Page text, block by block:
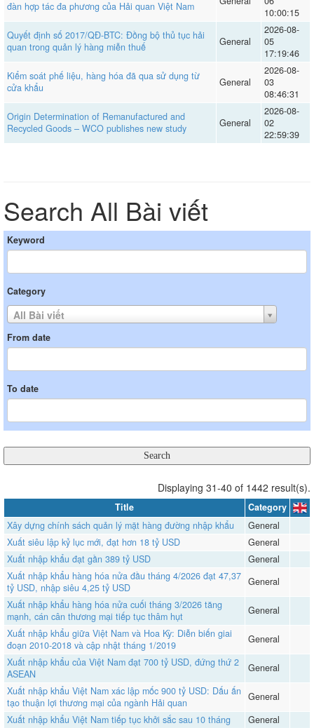
đàn hợp tác đa phương của Hải quan Việt Nam
10:00:15
Quyết định số 2017/QĐ-BTC: Đồng bộ thủ tục hải
quan trong quản lý hàng miễn thuế
General
2026-08-
05
17:19:46
Kiểm soát phế liệu, hàng hóa đã qua sử dụng từ
cửa khẩu
General
2026-08-
03
08:46:31
Origin Determination of Remanufactured and
Recycled Goods – WCO publishes new study
General
2026-08-
02
22:59:39
Search All Bài viết
Keyword
Category
All Bài viết
From date
To date
Displaying 31-40 of 1442 result(s).
Title
Category
Xây dựng chính sách quản lý mặt hàng đường nhập khẩu
General
Xuất siêu lập kỷ lục mới, đạt hơn 18 tỷ USD
General
Xuất nhập khẩu đạt gần 389 tỷ USD
General
Xuất nhập khẩu hàng hóa nửa đầu tháng 4/2026 đạt 47,37
tỷ USD, nhập siêu 4,25 tỷ USD
General
Xuất nhập khẩu hàng hóa nửa cuối tháng 3/2026 tăng
mạnh, cán cân thương mại tiếp tục thâm hụt
General
Xuất nhập khẩu giữa Việt Nam và Hoa Kỳ: Diễn biến giai
đoạn 2010-2018 và cập nhật tháng 1/2019
General
Xuất nhập khẩu của Việt Nam đạt 700 tỷ USD, đứng thứ 2
ASEAN
General
Xuất nhập khẩu Việt Nam xác lập mốc 900 tỷ USD: Dấu ấn
tạo thuận lợi thương mại của ngành Hải quan
General
Xuất nhập khẩu Việt Nam tiếp tục khởi sắc sau 10 tháng
General